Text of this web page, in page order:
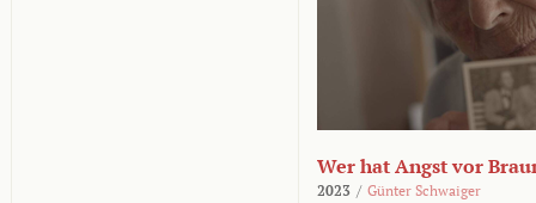
Wer hat Angst vor
2023 / Günter Schwaiger